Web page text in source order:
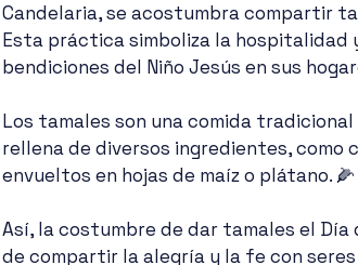
Candelaria, se acostumbra compartir
Esta práctica simboliza la hospitalidad
bendiciones del Niño Jesús en sus
Los tamales son una comida
rellena de diversos ingredientes, como
envueltos en hojas de maíz o plátano. 🌽
Así, la costumbre de dar tamales el Día
de compartir la alegría y la fe con